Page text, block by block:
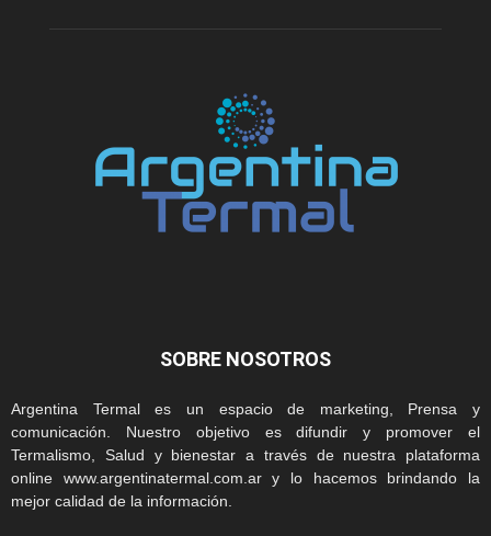
SOBRE NOSOTROS
Argentina Termal es un espacio de marketing, Prensa y
comunicación. Nuestro objetivo es difundir y promover el
Termalismo, Salud y bienestar a través de nuestra plataforma
online www.argentinatermal.com.ar y lo hacemos brindando la
mejor calidad de la información.